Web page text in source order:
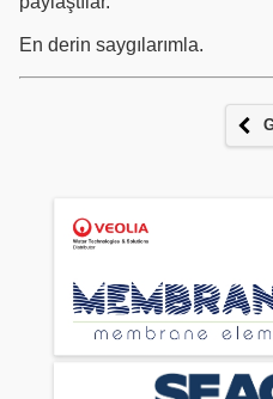
En derin saygılarımla.